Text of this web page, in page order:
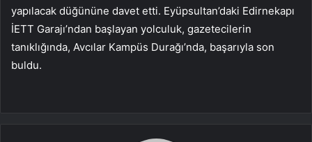
yapılacak düğününe davet etti. Eyüpsultan’daki Edirnekapı
İETT Garajı’ndan başlayan yolculuk, gazetecilerin
tanıklığında, Avcılar Kampüs Durağı’nda, başarıyla son
buldu.